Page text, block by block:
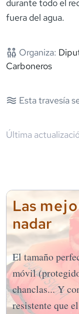
durante todo el
fuera del agua.
Organiza:
Carboneros
Esta travesía
Última
Las
nadar
El tamaño
móvil
chanclas... Y
resistente que